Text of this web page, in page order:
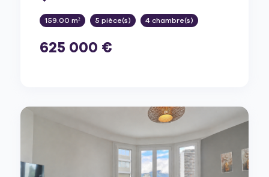
159.00 m² 5 pièce(s) 4 chambre(s)
625 000 €